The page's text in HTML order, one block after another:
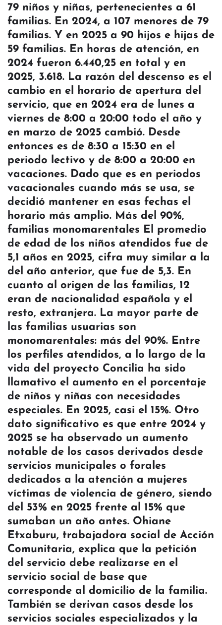
79 niños y niñas, pertenecientes a 61
familias. En 2024, a 107 menores de 79
familias. Y en 2025 a 90 hijos e hijas de
59 familias. En horas de atención, en
2024 fueron 6.440,25 en total y en
2025, 3.618. La razón del descenso es el
cambio en el horario de apertura del
servicio, que en 2024 era de lunes a
viernes de 8:00 a 20:00 todo el año y
en marzo de 2025 cambió. Desde
entonces es de 8:30 a 15:30 en el
periodo lectivo y de 8:00 a 20:00 en
vacaciones. Dado que es en periodos
vacacionales cuando más se usa, se
decidió mantener en esas fechas el
horario más amplio. Más del 90%,
familias monomarentales El promedio
de edad de los niños atendidos fue de
5,1 años en 2025, cifra muy similar a la
del año anterior, que fue de 5,3. En
cuanto al origen de las familias, 12
eran de nacionalidad española y el
resto, extranjera. La mayor parte de
las familias usuarias son
monomarentales: más del 90%. Entre
los perfiles atendidos, a lo largo de la
vida del proyecto Concilia ha sido
llamativo el aumento en el porcentaje
de niños y niñas con necesidades
especiales. En 2025, casi el 15%. Otro
dato significativo es que entre 2024 y
2025 se ha observado un aumento
notable de los casos derivados desde
servicios municipales o forales
dedicados a la atención a mujeres
víctimas de violencia de género, siendo
del 53% en 2025 frente al 15% que
sumaban un año antes. Ohiane
Etxaburu, trabajadora social de Acción
Comunitaria, explica que la petición
del servicio debe realizarse en el
servicio social de base que
corresponde al domicilio de la familia.
También se derivan casos desde los
servicios sociales especializados y la